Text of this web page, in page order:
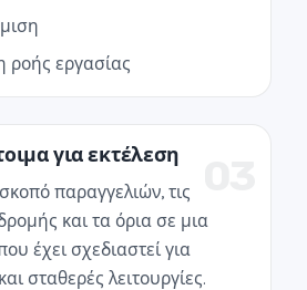
εργασίας
για εκτέλεση
παραγγελιών, τις
και τα όρια σε μια
έχει σχεδιαστεί για
σταθερές λειτουργίες.